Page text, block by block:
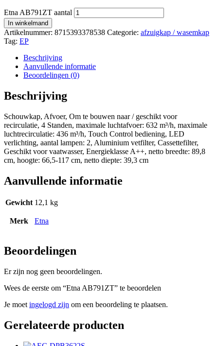
Etna AB791ZT aantal
In winkelmand
Artikelnummer: 8715393378538 Categorie: afzuigkap / wasemkap
Tag: EP
Beschrijving
Aanvullende informatie
Beoordelingen (0)
Beschrijving
Schouwkap, Afvoer, Om te bouwen naar / geschikt voor
recirculatie, 4 Standen, maximale luchtafvoer: 632 m³/h, maximale
luchtrecirculatie: 436 m³/h, Touch Control bediening, LED
verlichting, aantal lampen: 2, Aluminium vetfilter, Cassettefilter,
Geschikt voor vaatwasser, Energieklasse A++, netto breedte: 89,8
cm, hoogte: 66,5-117 cm, netto diepte: 39,3 cm
Aanvullende informatie
Gewicht 12,1 kg
Merk Etna
Beoordelingen
Er zijn nog geen beoordelingen.
Wees de eerste om “Etna AB791ZT” te beoordelen
Je moet ingelogd zijn om een beoordeling te plaatsen.
Gerelateerde producten